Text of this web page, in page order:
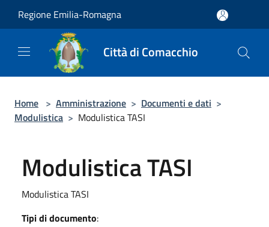
Regione Emilia-Romagna
Città di Comacchio
Home > Amministrazione > Documenti e dati >
Modulistica > Modulistica TASI
Modulistica TASI
Modulistica TASI
Tipi di documento: